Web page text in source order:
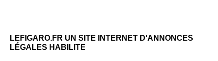
LEFIGARO.FR UN SITE INTERNET D'ANNONCES
LÉGALES HABILITE